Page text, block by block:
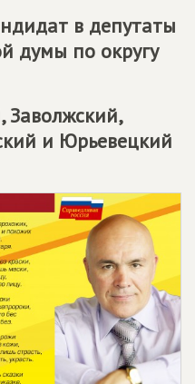
в депутаты
думы по округу
Заволжский,
и Юрьевецкий